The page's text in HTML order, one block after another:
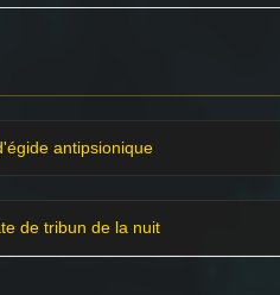
antipsionique
de tribun de la nuit